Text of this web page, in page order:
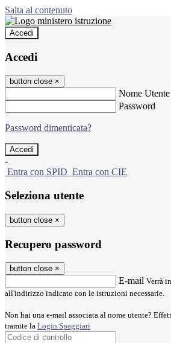
Salta al contenuto
Accedi
Accedi
button close ×
Nome Utente
Password
Password dimenticata?
-
Entra con SPID Entra con CIE
Seleziona utente
button close ×
Recupero password
button close ×
E-mail Verrà
all'indirizzo indicato con le istruzioni necessarie.
Non hai una e-mail associata al nome utente?
tramite la Login Spaggiari